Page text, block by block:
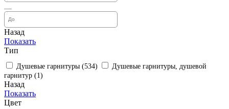
Назад
Показать
Тип
Душевые гарнитуры (534)
Душевые гарнитуры, душевой
гарнитур (1)
Назад
Показать
Цвет